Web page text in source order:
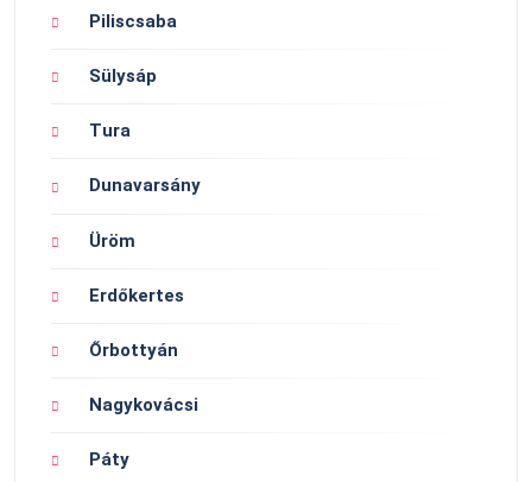
Piliscsaba
Sülysáp
Tura
Dunavarsány
Üröm
Erdőkertes
Őrbottyán
Nagykovácsi
Páty